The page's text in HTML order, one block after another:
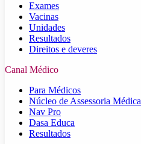
Exames
Vacinas
Unidades
Resultados
Direitos e deveres
Canal Médico
Para Médicos
Núcleo de Assessoria Médica
Nav Pro
Dasa Educa
Resultados